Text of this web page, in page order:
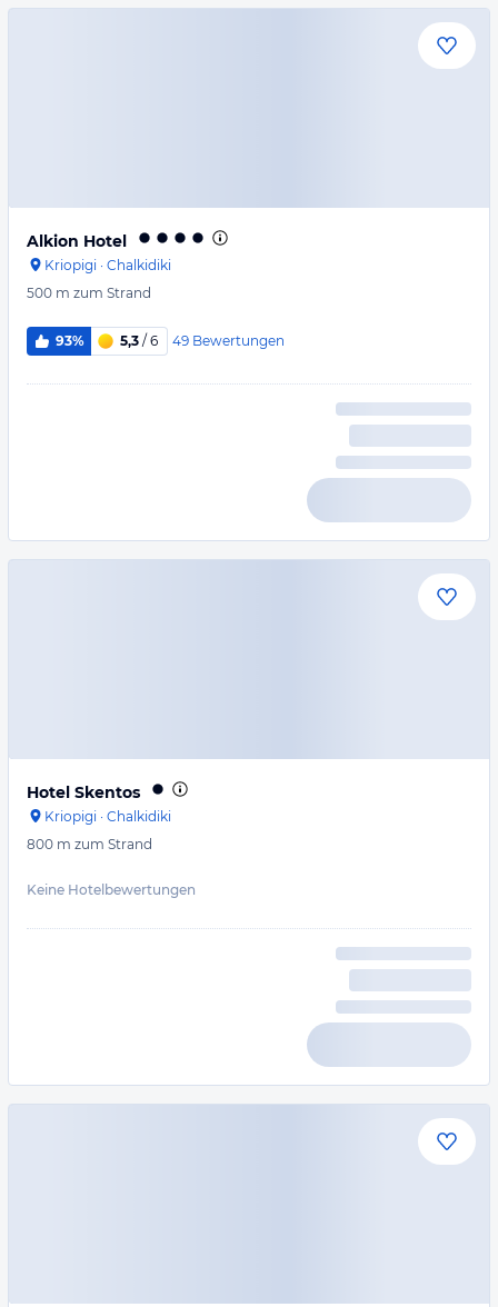
Alkion Hotel
Kriopigi · Chalkidiki
500 m zum Strand
93% 5,3 / 6 49 Bewertungen
Hotel Skentos
Kriopigi · Chalkidiki
800 m zum Strand
Keine Hotelbewertungen